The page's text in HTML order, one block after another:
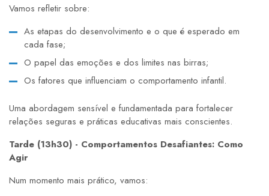
Vamos refletir sobre:
As etapas do desenvolvimento e o que é esperado em
cada fase;
O papel das emoções e dos limites nas birras;
Os fatores que influenciam o comportamento infantil.
Uma abordagem sensível e fundamentada para fortalecer
relações seguras e práticas educativas mais conscientes.
Tarde (13h30) - Comportamentos Desafiantes: Como
Agir
Num momento mais prático, vamos: